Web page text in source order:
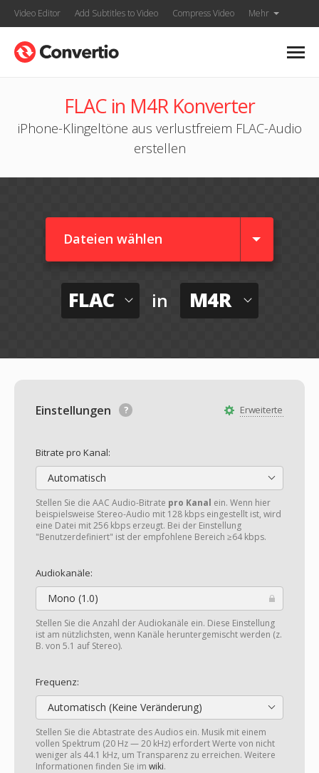
Video Editor Add Subtitles to Video Compress Video Mehr
FLAC in M4R Konverter
iPhone-Klingeltöne aus verlustfreiem FLAC-Audio
erstellen
Dateien wählen
FLAC in M4R
Erweiterte
Einstellungen
Bitrate pro Kanal:
Automatisch
Stellen Sie die AAC Audio-Bitrate pro Kanal ein. Wenn hier
beispielsweise Stereo-Audio mit 128 kbps eingestellt ist, wird
eine Datei mit 256 kbps erzeugt. Bei der Einstellung
"Benutzerdefiniert" ist der empfohlene Bereich ≥64 kbps.
Audiokanäle:
Mono (1.0)
Stellen Sie die Anzahl der Audiokanäle ein. Diese Einstellung
ist am nützlichsten, wenn Kanäle heruntergemischt werden (z.
B. von 5.1 auf Stereo).
Frequenz:
Automatisch (Keine Veränderung)
Stellen Sie die Abtastrate des Audios ein. Musik mit einem
vollen Spektrum (20 Hz — 20 kHz) erfordert Werte von nicht
weniger als 44.1 kHz, um Transparenz zu erreichen. Weitere
Informationen finden Sie im wiki.